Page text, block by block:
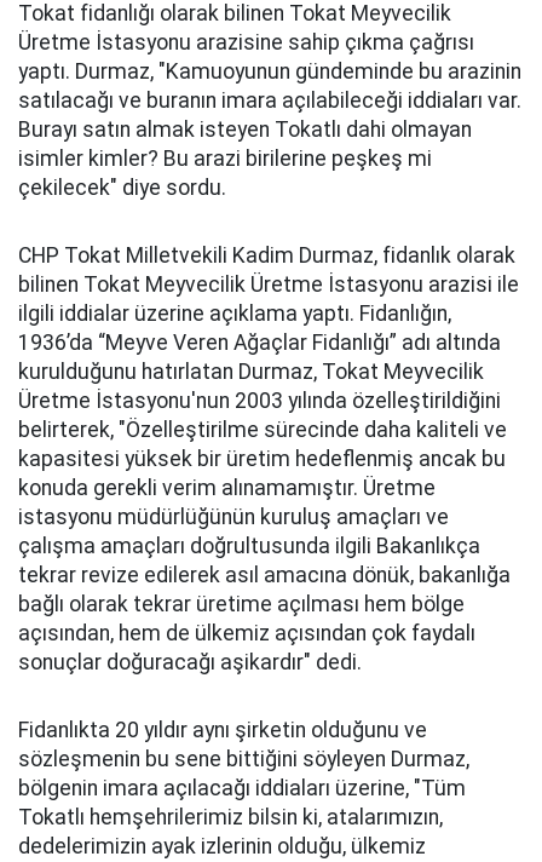
Tokat fidanlığı olarak bilinen Tokat Meyvecilik
Üretme İstasyonu arazisine sahip çıkma çağrısı
yaptı. Durmaz, "Kamuoyunun gündeminde bu arazinin
satılacağı ve buranın imara açılabileceği iddiaları var.
Burayı satın almak isteyen Tokatlı dahi olmayan
isimler kimler? Bu arazi birilerine peşkeş mi
çekilecek" diye sordu.
CHP Tokat Milletvekili Kadim Durmaz, fidanlık olarak
bilinen Tokat Meyvecilik Üretme İstasyonu arazisi ile
ilgili iddialar üzerine açıklama yaptı. Fidanlığın,
1936’da “Meyve Veren Ağaçlar Fidanlığı” adı altında
kurulduğunu hatırlatan Durmaz, Tokat Meyvecilik
Üretme İstasyonu'nun 2003 yılında özelleştirildiğini
belirterek, "Özelleştirilme sürecinde daha kaliteli ve
kapasitesi yüksek bir üretim hedeflenmiş ancak bu
konuda gerekli verim alınamamıştır. Üretme
istasyonu müdürlüğünün kuruluş amaçları ve
çalışma amaçları doğrultusunda ilgili Bakanlıkça
tekrar revize edilerek asıl amacına dönük, bakanlığa
bağlı olarak tekrar üretime açılması hem bölge
açısından, hem de ülkemiz açısından çok faydalı
sonuçlar doğuracağı aşikardır" dedi.
Fidanlıkta 20 yıldır aynı şirketin olduğunu ve
sözleşmenin bu sene bittiğini söyleyen Durmaz,
bölgenin imara açılacağı iddiaları üzerine, "Tüm
Tokatlı hemşehrilerimiz bilsin ki, atalarımızın,
dedelerimizin ayak izlerinin olduğu, ülkemiz